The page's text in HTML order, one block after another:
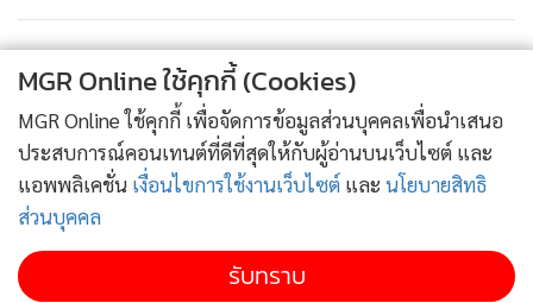
เข้ามาร่วมเป็นเอ็กคลูซีฟลีสซิ่งพร้อมทีมงานคอยให้คำปรึกษา
ทางด้านสินเชื่อ เพื่ออำนวยความสะดวกในการดูแลเรื่องภาระค่า
ใช้จ่าย โดยผู้ที่สนใจสามารถสอบถามรายละเอียดและข้อมูลเพิ่ม
เติมได้ที่โชว์รูมรถยนต์ซูซูกิทั่วประเทศ พร้อมรับข้อเสนอพิเศษ
ภายในงานบางกอก อินเตอร์เนชั่นแนล มอเตอร์โชว์ ครั้งที่ 43
ระหว่างวันที่ 23 มีนาคม-3 เมษายน 2565 ณ อาคารชาเลนเจอร์
1-3 อิมแพ็ค เมืองทองธานี
ซูซูกิ คาดการณ์ว่าภาพรวมทางเศรษฐกิจจะเดินไปในทิศทางที่ดี
MGR Online ใช้คุกกี้ (Cookies)
MGR Online ใช้คุกกี้ เพื่อจัดการข้อมูลส่วนบุคคลเพื่อนำเสนอ
ประสบการณ์คอนเทนต์ที่ดีที่สุดให้กับผู้อ่านบนเว็บไซต์ และ
แอพพลิเคชั่น เงื่อนไขการใช้งานเว็บไซต์ และ นโยบายสิทธิ
ส่วนบุคคล
รับทราบ